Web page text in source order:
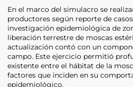
En el marco del simulacro se
productores según reporte de
investigación epidemiológica de
liberación terrestre de moscas
actualización contó con un
campo. Este ejercicio permitió
existente entre el hábitat de la
factores que inciden en su
epidemiológico.